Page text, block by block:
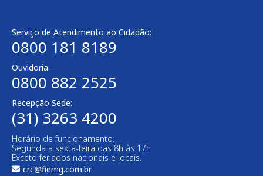
Serviço de Atendimento ao Cidadão:
0800 181 8189
Ouvidoria:
0800 882 2525​
Recepção Sede:
(31) 3263 4200
Horário de funcionamento:
Segunda a sexta-feira das 8h às 17h
Exceto feriados nacionais e locais.
crc@fiemg.com.br